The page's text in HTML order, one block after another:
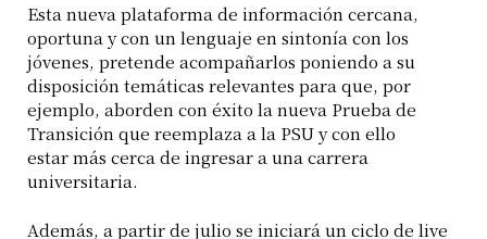
Esta nueva plataforma de información cercana,
oportuna y con un lenguaje en sintonía con los
jóvenes, pretende acompañarlos poniendo a su
disposición temáticas relevantes para que, por
ejemplo, aborden con éxito la nueva Prueba de
Transición que reemplaza a la PSU y con ello
estar más cerca de ingresar a una carrera
universitaria.
Además, a partir de julio se iniciará un ciclo de live